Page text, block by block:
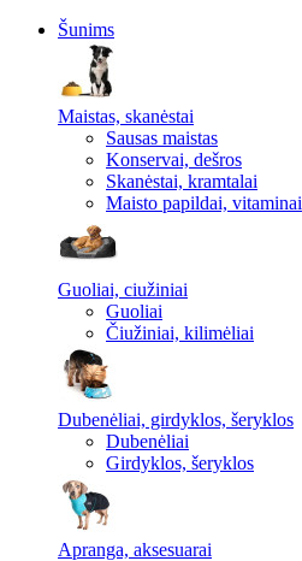
Šunims
Maistas, skanėstai
Sausas maistas
Konservai, dešros
Skanėstai, kramtalai
Maisto papildai, vitaminai
Guoliai, ciužiniai
Guoliai
Čiužiniai, kilimėliai
Dubenėliai, girdyklos, šeryklos
Dubenėliai
Girdyklos, šeryklos
Apranga, aksesuarai